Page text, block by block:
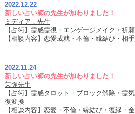
2022.12.22
新しい占い師の先生が加わりました！
ミディア．先生
【占術】霊感霊視・エンゲージメイク・祈
【相談内容】恋愛成就・不倫・縁結び・相
2022.11.24
新しい占い師の先生が加わりました！
茉弥先生
【占術】霊感タロット・ブロック解除・霊
復変換
【相談内容】恋愛・不倫・縁結び・復縁・